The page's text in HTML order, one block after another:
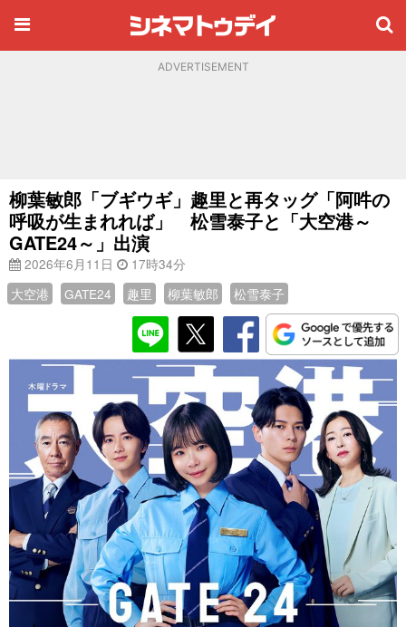
ADVERTISEMENT
柳葉敏郎「ブギウギ」趣里と再タッグ「阿吽の
呼吸が生まれれば」 松雪泰子と「大空港～
GATE24～」出演
2026年6月11日
17時34分
大空港
GATE24 趣里 柳葉敏郎 松雪泰子